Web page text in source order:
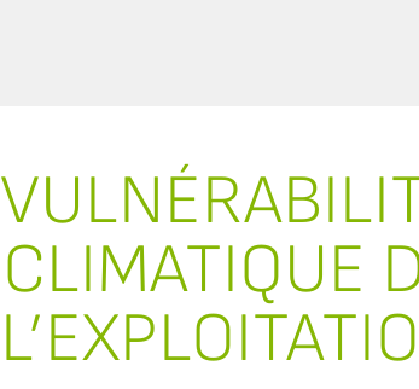
CLIMATIQUE